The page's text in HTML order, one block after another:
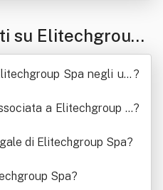
su Elitechgroup
Spa negli ulti ?
a Elitechgroup S?
di Elitechgroup Spa?
Spa?